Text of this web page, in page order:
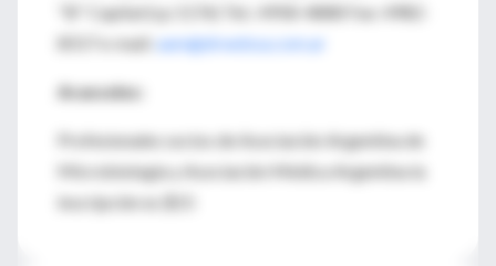
"B" Capital (cp 1176) Tel.: 4958-4888 Fax: 4982-
8557 e-mail:
aam@drwebsa.com.ar
Aranceles:
Profesionales socios de Asociación Argentina de
Microbiología y Asociación Médica Argentina la
inscripción es $15